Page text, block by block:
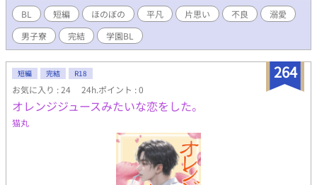
BL 短編 ほのぼの 平凡 片思い 不良
溺愛
男子寮
完結 学園BL
264
短編 完結 R18
お気に入り : 24 24h.ポイント : 0
オレンジジュースみたいな恋をした。
猫丸